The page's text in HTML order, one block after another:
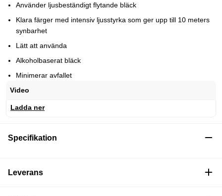
Använder ljusbeständigt flytande bläck
Klara färger med intensiv ljusstyrka som ger upp till 10 meters
synbarhet
Lätt att använda
Alkoholbaserat bläck
Minimerar avfallet
Video
Ladda ner
Specifikation
Leverans